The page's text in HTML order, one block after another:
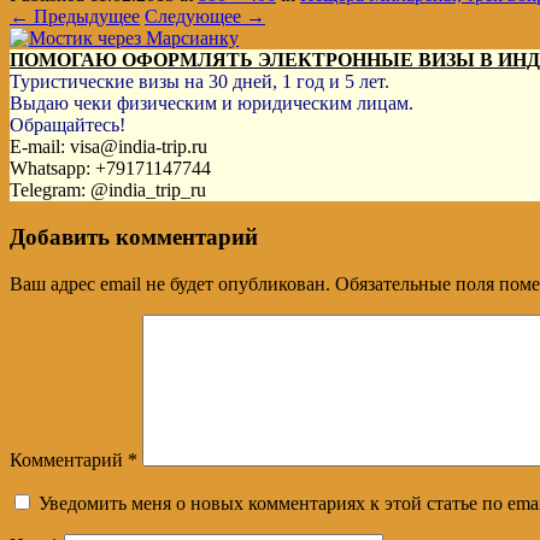
← Предыдущее Следующее →
ПОМОГАЮ ОФОРМЛЯТЬ ЭЛЕКТРОННЫЕ ВИЗЫ В
Туристические визы на 30 дней, 1 год и 5 лет.
Выдаю чеки физическим и юридическим лицам.
Обращайтесь!
E-mail: visa@india-trip.ru
Whatsapp: +79171147744
Telegram: @india_trip_ru
Добавить комментарий
Ваш адрес email не будет опубликован. Обязательные поля
Комментарий *
Уведомить меня о новых комментариях к этой статье по